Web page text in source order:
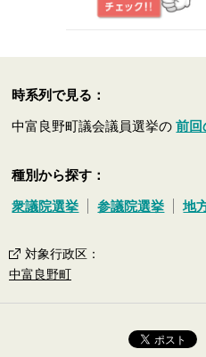
時系列で見る：
中富良野町議会議員選挙の前回
種別から探す：
衆議院選挙 参議院選挙 地
対象行政区 ：
中富良野町